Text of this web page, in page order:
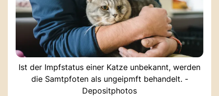
Ist der Impfstatus einer Katze unbekannt, werden
die Samtpfoten als ungeipmft behandelt. -
Depositphotos